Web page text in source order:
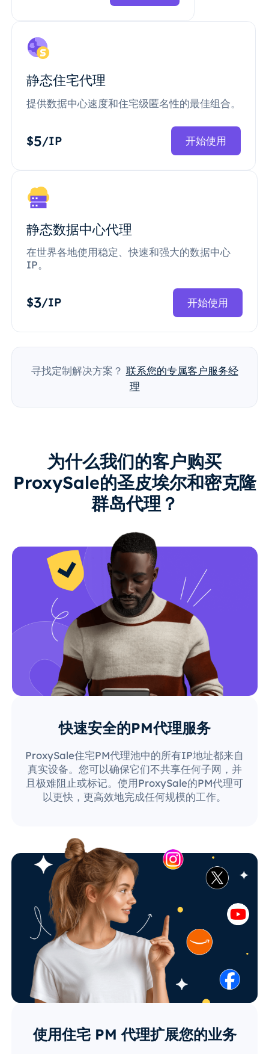
静态住宅代理
提供数据中心速度和住宅级匿名性的最佳组合。
$5/IP 开始使用
静态数据中心代理
在世界各地使用稳定、快速和强大的数据中心
IP。
$3/IP 开始使用
寻找定制解决方案？ 联系您的专属客户服务经
理
为什么我们的客户购买
ProxySale的圣皮埃尔和密克隆
群岛代理？
快速安全的PM代理服务
ProxySale住宅PM代理池中的所有IP地址都来自
真实设备。您可以确保它们不共享任何子网，并
且极难阻止或标记。使用ProxySale的PM代理可
以更快，更高效地完成任何规模的工作。
使用住宅 PM 代理扩展您的业务